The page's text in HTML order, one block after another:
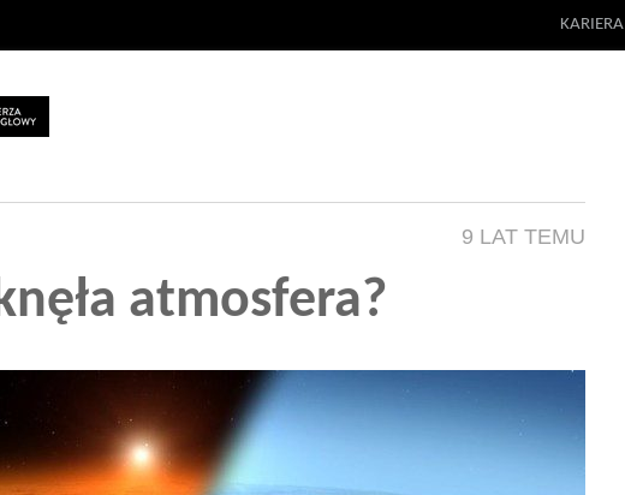
KARIERA
9 LAT TEMU
atmosfera?